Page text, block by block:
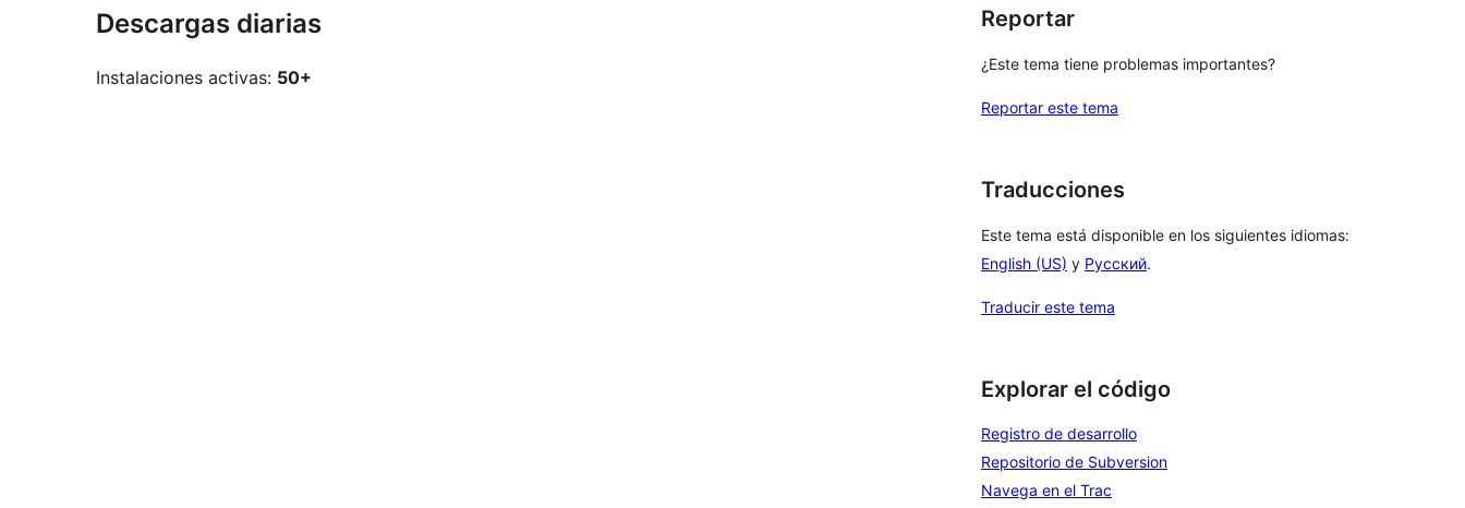
Descargas diarias
Instalaciones activas: 50+
Reportar
¿Este tema tiene problemas importantes?
Reportar este tema
Traducciones
Este tema está disponible en los siguientes idiomas:
English (US) y Русский.
Traducir este tema
Explorar el código
Registro de desarrollo
Repositorio de Subversion
Navega en el Trac